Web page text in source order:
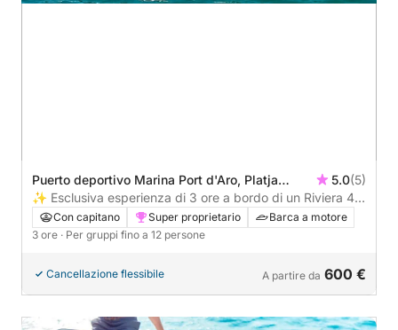
Puerto deportivo Marina Port d'Aro, Platja
d'Aro, Spagna
5.0(5)
✨ Esclusiva esperienza di 3 ore a bordo di un Riviera 43
lungo la Costa Brava
Con capitano Super proprietario
Barca a motore
3 ore · Per gruppi fino a 12 persone
Cancellazione flessibile A partire da 600 €